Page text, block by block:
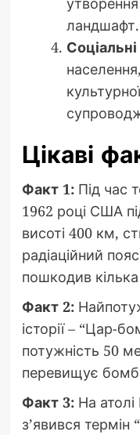
ландшафт.
Цікаві
Факт 1:Під час
1962 році США
висоті 400 км,
радіаційний
пошкодив кілька
Факт 2:
історії – “Цар-
потужність 50
перевищує
Факт 3:На атолі
з’явився термін